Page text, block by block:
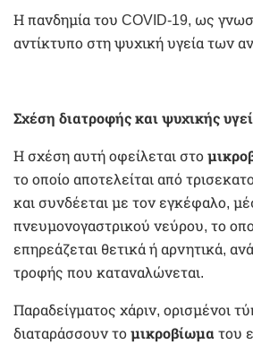
Η πανδημία του COVID-19, ως
αντίκτυπο στη ψυχική υγεία των
Σχέση διατροφής και ψυχικής
Η σχέση αυτή οφείλεται στο
το οποίο αποτελείται από
και συνδέεται με τον εγκέφαλο,
πνευμονογαστρικού νεύρου, το
επηρεάζεται θετικά ή αρνητικά,
τροφής που καταναλώνεται.
Παραδείγματος χάριν, ορισμένοι
διαταράσσουν το μικροβίωμα του